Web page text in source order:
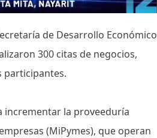
de Desarrollo Económico
300 citas de negocios,
participantes.
incrementar la proveeduría
(MiPymes), que operan